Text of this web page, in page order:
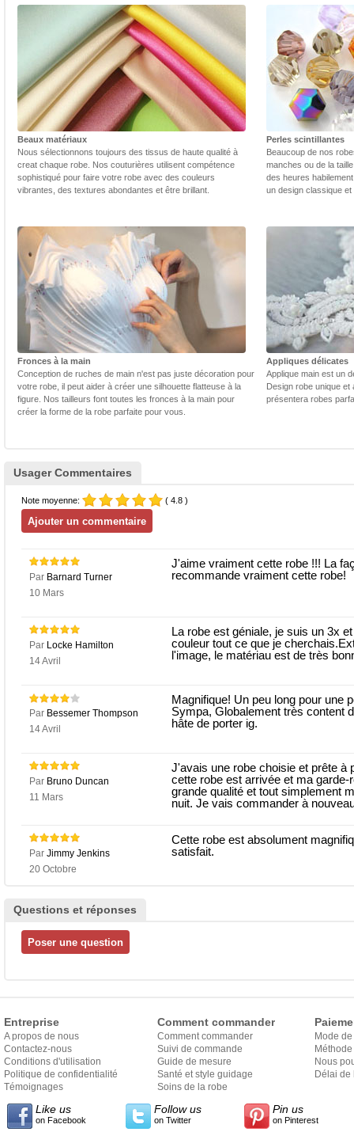
Beaux matériaux
Nous sélectionnons toujours des tissus de haute qualité à
creat chaque robe. Nos couturières utilisent compétence
sophistiqué pour faire votre robe avec des couleurs
vibrantes, des textures abondantes et être brillant.
Perles scintillantes
Beaucoup de nos
manches ou de la
des heures
un design classique
Fronces à la main
Conception de ruches de main n'est pas juste décoration pour
votre robe, il peut aider à créer une silhouette flatteuse à la
figure. Nos tailleurs font toutes les fronces à la main pour
créer la forme de la robe parfaite pour vous.
Appliques délicates
Applique main est un
Design robe unique et
présentera robes
Usager Commentaires
Note moyenne: ( 4.8 )
Par Barnard Turner
10 Mars
J'aime vraiment cette robe !!! La
recommande vraiment cette robe!
Par Locke Hamilton
14 Avril
La robe est géniale, je suis un 3x
couleur tout ce que je
l'image, le matériau est de très
Par Bessemer Thompson
14 Avril
Magnifique! Un peu long pour une
Sympa, Globalement très content
hâte de porter ig.
Par Bruno Duncan
11 Mars
J'avais une robe choisie et prête à
cette robe est arrivée et ma
grande qualité et tout simplement
nuit. Je vais commander à
Par Jimmy Jenkins
20 Octobre
Cette robe est absolument
satisfait.
Questions et réponses
Entreprise
A propos de nous
Contactez-nous
Conditions d'utilisation
Politique de confidentialité
Témoignages
Comment commander
Comment commander
Suivi de commande
Guide de mesure
Santé et style guidage
Soins de la robe
Mode
Nous
Délai de
Like us
on Facebook
Follow us
on Twitter
Pin us
on Pinterest